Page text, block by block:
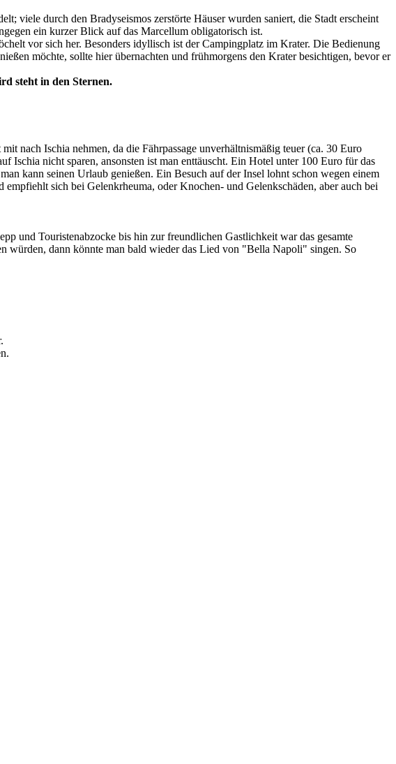
viele durch den Bradyseismos zerstörte Häuser wurden saniert, die Stadt erscheint
ein kurzer Blick auf das Marcellum obligatorisch ist.
vor sich her. Besonders idyllisch ist der Campingplatz im Krater. Die Bedienung
möchte, sollte hier übernachten und frühmorgens den Krater besichtigen, bevor er
steht in den Sternen.
nach Ischia nehmen, da die Fährpassage unverhältnismäßig teuer (ca. 30 Euro
Ischia nicht sparen, ansonsten ist man enttäuscht. Ein Hotel unter 100 Euro für das
kann seinen Urlaub genießen. Ein Besuch auf der Insel lohnt schon wegen einem
sich bei Gelenkrheuma, oder Knochen- und Gelenkschäden, aber auch bei
und Touristenabzocke bis hin zur freundlichen Gastlichkeit war das gesamte
würden, dann könnte man bald wieder das Lied von "Bella Napoli" singen. So